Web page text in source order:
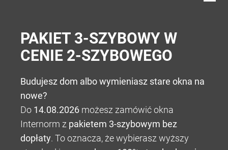
PAKIET 3-SZYBOWY W
CENIE 2-SZYBOWEGO
Budujesz dom albo wymieniasz stare okna na
nowe?
Do 14.08.2026 możesz zamówić okna
Internorm z pakietem 3-szybowym bez
dopłaty. To oznacza, że wybierasz wyższy